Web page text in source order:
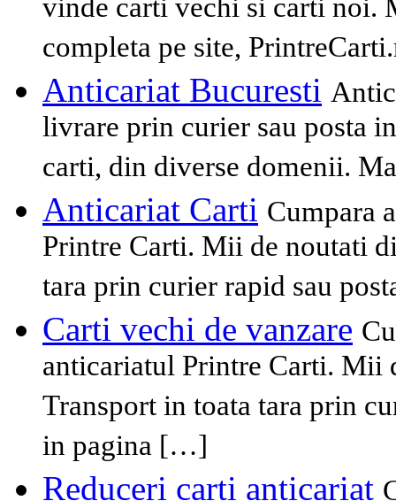
vinde carti vechi si carti noi.
completa pe site,
Anticariat Bucuresti
livrare prin curier sau posta
carti, din diverse domenii.
Anticariat Carti Cumpara
Printre Carti. Mii de noutati
tara prin curier rapid sau
Carti vechi de vanzare
anticariatul Printre Carti. Mii
Transport in toata tara prin
in pagina […]
Reduceri carti anticariat